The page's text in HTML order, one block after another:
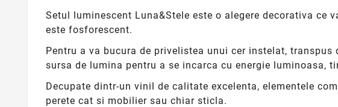
Setul luminescent Luna&Stele este o alegere decorativa
este fosforescent.
Pentru a va bucura de privelistea unui cer instelat,
sursa de lumina pentru a se incarca cu energie luminoasa,
Decupate dintr-un vinil de calitate excelenta, elementele
perete cat si mobilier sau chiar sticla.